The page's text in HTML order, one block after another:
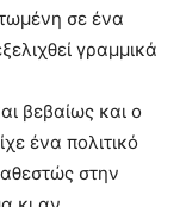
σε ένα
γραμμικά
βεβαίως και ο
ένα πολιτικό
στην